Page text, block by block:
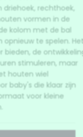
rechthoek,
vormen in de
kolom met de bal
te spelen.
bieden, de
stimuleren, maar
houten wiel
baby's die klaar zijn
voor kleine